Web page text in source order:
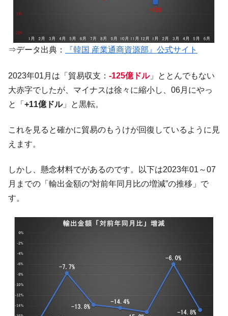
韓国「橋が落ちました」⇒ 耐久性「なさす
ぎ」では。
『Money1』
営業利益80.2％も減少
塊！
Fact1
夏の甲子園、優勝校を最も多く輩出している都道
府県とは？
Fact1 奇跡の毛色「白毛馬」とは？
Fact1 平成仮面ライダーの意外すぎるモチーフとは？
Fact1
日本人マスターズ挑戦の歴史。松山以前に最高位
だった選手とは？
Fact1
ている意外な選手とは？
Fact1 セレクトセールの高額取引馬が稼いだ金額とは？
⇒データ出典： 『韓国 産業通商資源部』公式サイト
2023年01月は「貿易収支： -125億ドル」ととんでもない
大赤字でしたが、マイナスは徐々に縮小し、06月にやっ
と「 +11億ドル」と黒転。
これを見ると確かに貿易のもうけが回復しているように見
えます。
しかし、懸念材料でがあるのです。以下は2023年01～07
月までの「輸出金額の“対前年同月比の増減”の推移」で
す。